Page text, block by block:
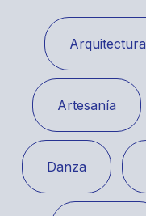
Arquitectura
Artesanía
Danza